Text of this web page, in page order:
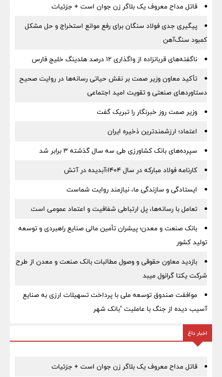
قاتل مداح معروف یک بلاگر زن جوان است + جزئیات
پیگیری جدی فولاد سنگان برای رفع موانع استخراج و حل مشکل
کمبود سنگ‌آهن
ناگفته‌های قربانزاده از واگذاری ۱۲ درصد هلدینگ خلیج فارس
تأکید معاون وزیر صمت بر نقش حیاتی رسانه‌ها در روایت صحیح
دستاوردهای صنعتی و تقویت امید اجتماعی
وزیر صمت روز خبرنگار را تبریک گفت
اعتماد؛ ارزشمندترین ذخیره ایران
سپرده‌های بانک کشاورزی طی سه سال گذشته ۳ برابر شد
کارنامه فولاد مبارکه در سال ۱۴۰۴؛آبدیده در آتش
ایستادگی و سازندگی ما، نیازمند روایت شماست
تعامل با رسانه‌ها، پل ارتباطی شفافیت و اعتماد عمومی است
بانک صنعت و معدن؛ پیشران تأمین مالی صنایع راهبردی و توسعه
تولید کشور
بازدید معاون حقوقی و وصول مطالبات بانک صنعت و معدن از طرح
شرکت یکتا گرانول میبد
موافقت صندوق توسعه ملی با پرداخت تسهیلات ارزی به صنایع
آسیب دیده از جنگ با عاملیت "بانک شهر
اخبار داغ
قاتل مداح معروف یک بلاگر زن جوان است + جزئیات